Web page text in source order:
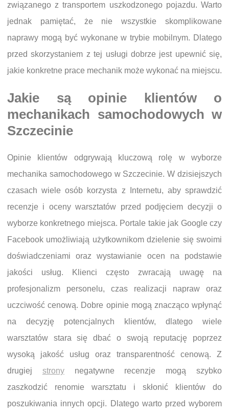
związanego z transportem uszkodzonego pojazdu. Warto
jednak pamiętać, że nie wszystkie skomplikowane
naprawy mogą być wykonane w trybie mobilnym. Dlatego
przed skorzystaniem z tej usługi dobrze jest upewnić się,
jakie konkretne prace mechanik może wykonać na miejscu.
Jakie są opinie klientów o
mechanikach samochodowych w
Szczecinie
Opinie klientów odgrywają kluczową rolę w wyborze
mechanika samochodowego w Szczecinie. W dzisiejszych
czasach wiele osób korzysta z Internetu, aby sprawdzić
recenzje i oceny warsztatów przed podjęciem decyzji o
wyborze konkretnego miejsca. Portale takie jak Google czy
Facebook umożliwiają użytkownikom dzielenie się swoimi
doświadczeniami oraz wystawianie ocen na podstawie
jakości usług. Klienci często zwracają uwagę na
profesjonalizm personelu, czas realizacji napraw oraz
uczciwość cenową. Dobre opinie mogą znacząco wpłynąć
na decyzję potencjalnych klientów, dlatego wiele
warsztatów stara się dbać o swoją reputację poprzez
wysoką jakość usług oraz transparentność cenową. Z
drugiej stronynegatywne recenzje mogą szybko
zaszkodzić renomie warsztatu i skłonić klientów do
poszukiwania innych opcji. Dlatego warto przed wyborem